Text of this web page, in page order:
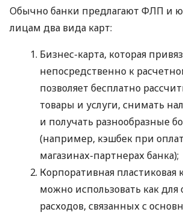
Обычно банки предлагают ФЛП и
лицам два вида карт:
Бизнес-карта, которая
непосредственно к
позволяет бесплатно
товары и услуги, снимать
и получать разнообразные
(например, кэшбек при
магазинах-партнерах банка);
Корпоративная пластиковая
можно использовать как для
расходов, связанных с